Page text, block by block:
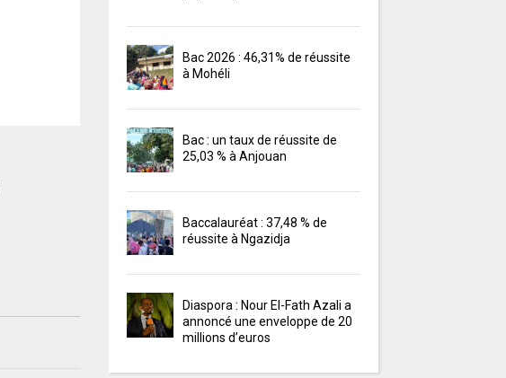
Bac 2026 : 46,31% de réussite
à Mohéli
Bac : un taux de réussite de
25,03 % à Anjouan
Baccalauréat : 37,48 % de
réussite à Ngazidja
Diaspora : Nour El-Fath Azali a
annoncé une enveloppe de 20
millions d’euros